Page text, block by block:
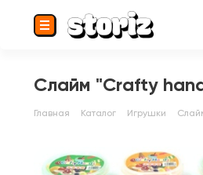
Слайм "Crafty
Главная Каталог Игрушки